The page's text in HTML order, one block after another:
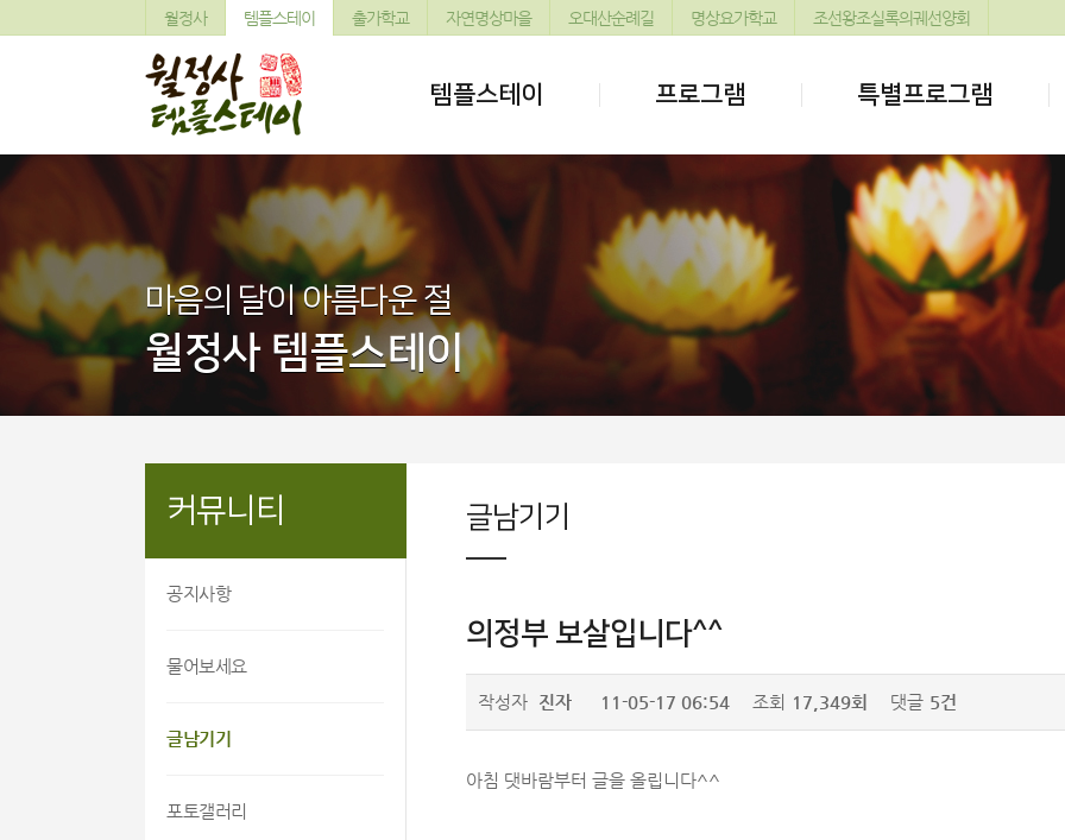
월정사 템플스테이 출가학교 자연명상마을 오대산순례길 명상요가학교 조선왕조실록의궤선양회
템플스테이 프로그램 특별프로그램
마음의 달이 아름다운 절
월정사 템플스테이
커뮤니티
공지사항
물어보세요
글남기기
포토갤러리
글남기기
의정부 보살입니다^^
작성자 진자 11-05-17 06:54 조회 17,349회 댓글 5건
아침 댓바람부터 글을 올립니다^^